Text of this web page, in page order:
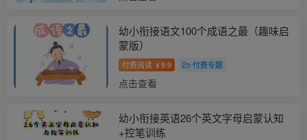
幼小衔接语文100个成语之最（趣味启
蒙版）
付费阅读 ￥9.9 付费专题
点击查看
幼小衔接英语26个英文字母启蒙认知
+控笔训练